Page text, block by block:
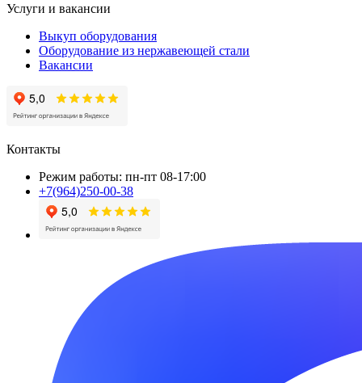
Услуги и вакансии
Выкуп оборудования
Оборудование из нержавеющей стали
Вакансии
Контакты
Режим работы: пн-пт 08-17:00
+7(964)250-00-38